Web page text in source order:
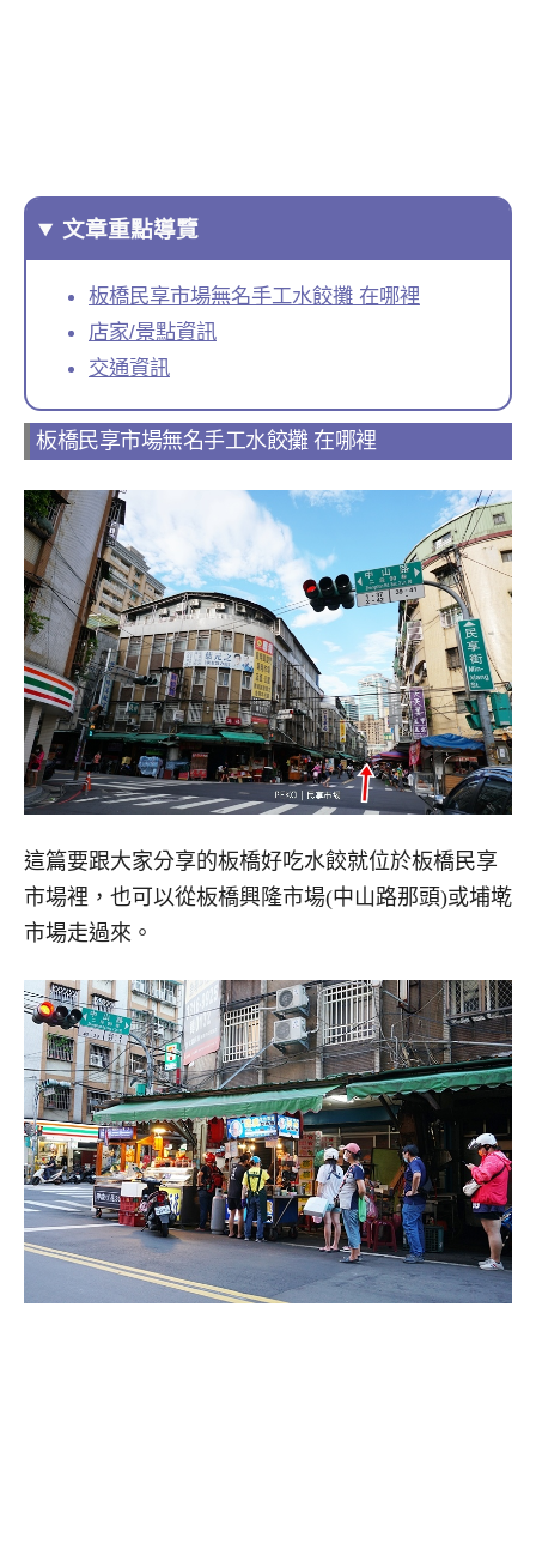
文章重點導覽
板橋民享市場無名手工水餃攤 在哪裡
店家/景點資訊
交通資訊
板橋民享市場無名手工水餃攤 在哪裡
這篇要跟大家分享的板橋好吃水餃就位於板橋民享
市場裡，也可以從板橋興隆市場(中山路那頭)或埔墘
市場走過來。